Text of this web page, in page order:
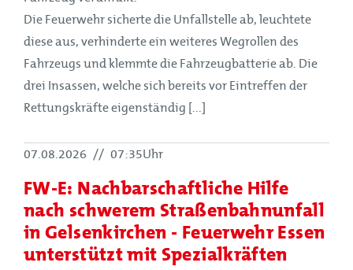
Die Feuerwehr sicherte die Unfallstelle ab, leuchtete
diese aus, verhinderte ein weiteres Wegrollen des
Fahrzeugs und klemmte die Fahrzeugbatterie ab. Die
drei Insassen, welche sich bereits vor Eintreffen der
Rettungskräfte eigenständig [...]
07.08.2026 // 07:35Uhr
FW-E: Nachbarschaftliche Hilfe
nach schwerem Straßenbahnunfall
in Gelsenkirchen - Feuerwehr Essen
unterstützt mit Spezialkräften